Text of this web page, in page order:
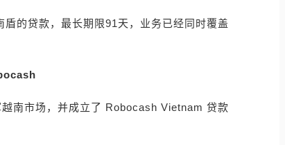
的贷款，最长期限91天，业务已经同时覆盖
南市场，并成立了 Robocash Vietnam 贷款